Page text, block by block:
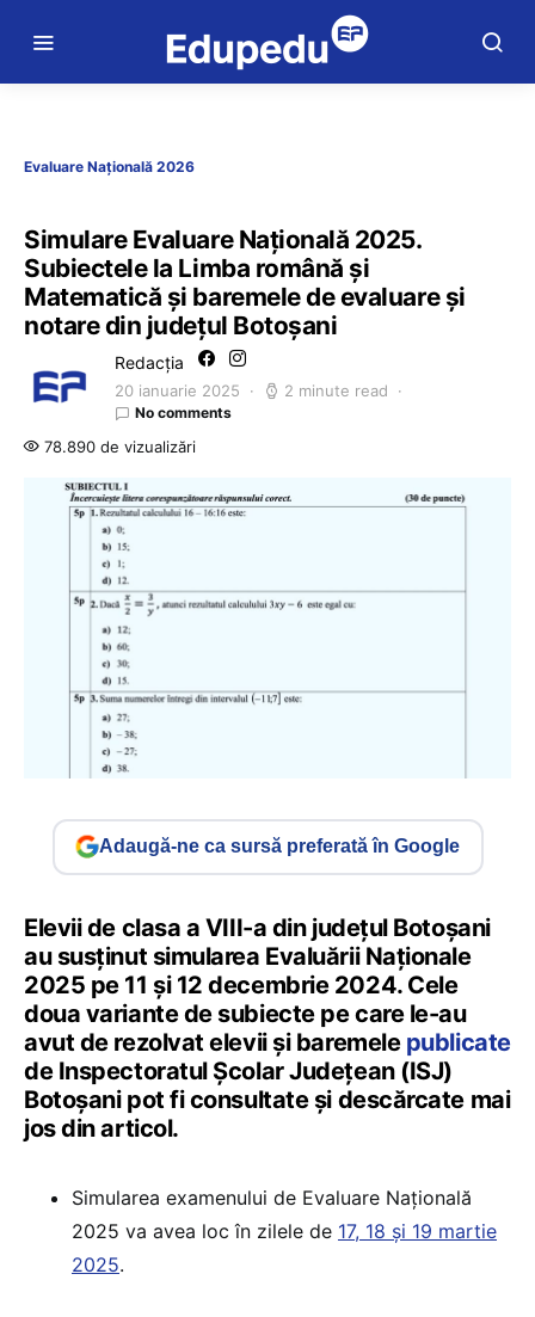
Evaluare Națională 2026
Simulare Evaluare Națională 2025.
Subiectele la Limba română și
Matematică și baremele de evaluare și
notare din județul Botoșani
Redacția
20 ianuarie 2025 2 minute read
No comments
78.890 de vizualizări
Adaugă-ne ca sursă preferată în Google
Elevii de clasa a VIII-a din județul Botoșani
au susținut simularea Evaluării Naționale
2025 pe 11 și 12 decembrie 2024. Cele
doua variante de subiecte pe care le-au
avut de rezolvat elevii și baremelepublicate
de Inspectoratul Școlar Județean (ISJ)
Botoșani pot fi consultate și descărcate mai
jos din articol.
Simularea examenului de Evaluare Națională
2025 va avea loc în zilele de 17, 18 și 19 martie
2025.